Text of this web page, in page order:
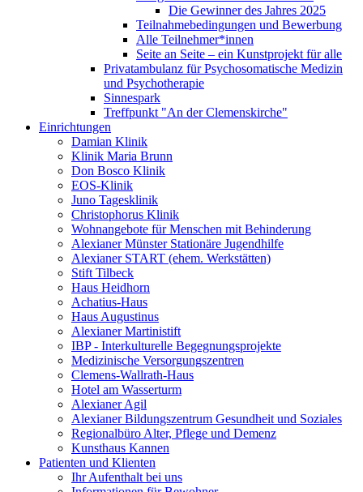
Die Gewinner des Jahres 2025
Teilnahmebedingungen und Bewerbung
Alle Teilnehmer*innen
Seite an Seite – ein Kunstprojekt für alle
Privatambulanz für Psychosomatische Medizin
und Psychotherapie
Sinnespark
Treffpunkt "An der Clemenskirche"
Einrichtungen
Damian Klinik
Klinik Maria Brunn
Don Bosco Klinik
EOS-Klinik
Juno Tagesklinik
Christophorus Klinik
Wohnangebote für Menschen mit Behinderung
Alexianer Münster Stationäre Jugendhilfe
Alexianer START (ehem. Werkstätten)
Stift Tilbeck
Haus Heidhorn
Achatius-Haus
Haus Augustinus
Alexianer Martinistift
IBP - Interkulturelle Begegnungsprojekte
Medizinische Versorgungszentren
Clemens-Wallrath-Haus
Hotel am Wasserturm
Alexianer Agil
Alexianer Bildungszentrum Gesundheit und Soziales
Regionalbüro Alter, Pflege und Demenz
Kunsthaus Kannen
Patienten und Klienten
Ihr Aufenthalt bei uns